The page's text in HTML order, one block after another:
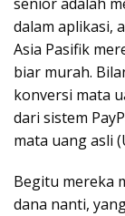
dalam aplikasi,
Asia Pasifik
biar murah.
konversi mata
dari sistem
mata uang asli
Begitu mereka
dana nanti,